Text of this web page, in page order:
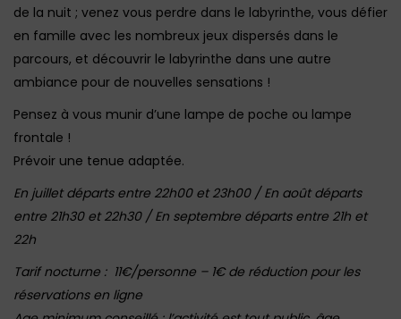
de la nuit ; venez vous perdre dans le labyrinthe, vous défier
en famille avec les nombreux jeux dispersés dans le
parcours, et découvrir le labyrinthe dans une autre
ambiance pour de nouvelles sensations !
Pensez à vous munir d’une lampe de poche ou lampe
frontale !
Prévoir une tenue adaptée.
En juillet départs entre 22h00 et 23h00 / En août départs
entre 21h30 et 22h30 / En septembre départs entre 21h et
22h
Tarif nocturne : 11€/personne – 1€ de réduction pour les
réservations en ligne